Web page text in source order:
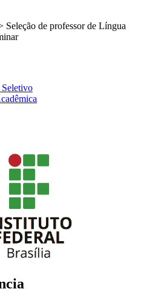
Seleção de professor de Língua
Seletivo